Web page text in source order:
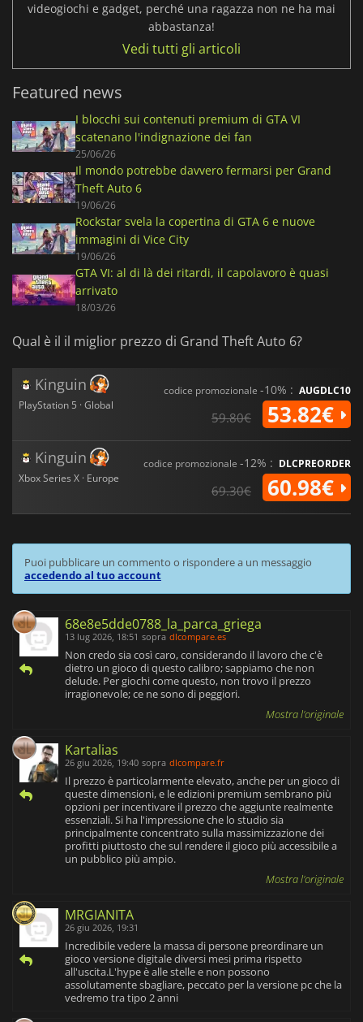
videogiochi e gadget, perché una ragazza non ne ha mai
abbastanza!
Vedi tutti gli articoli
Featured news
I blocchi sui contenuti premium di GTA VI
scatenano l'indignazione dei fan
25/06/26
Il mondo potrebbe davvero fermarsi per Grand
Theft Auto 6
19/06/26
Rockstar svela la copertina di GTA 6 e nuove
immagini di Vice City
19/06/26
GTA VI: al di là dei ritardi, il capolavoro è quasi
arrivato
18/03/26
Qual è il il miglior prezzo di Grand Theft Auto 6?
Kinguin
PlayStation 5 · Global
codice promozionale -10% : AUGDLC10
59.80€ 53.82€
Kinguin
Xbox Series X · Europe
codice promozionale -12% : DLCPREORDER
69.30€ 60.98€
Puoi pubblicare un commento o rispondere a un messaggio
accedendo al tuo account
68e8e5dde0788_la_parca_griega
13 lug 2026, 18:51 sopra dlcompare.es
Non credo sia così caro, considerando il lavoro che c'è
dietro un gioco di questo calibro; sappiamo che non
delude. Per giochi come questo, non trovo il prezzo
irragionevole; ce ne sono di peggiori.
Mostra l'originale
Kartalias
26 giu 2026, 19:40 sopra dlcompare.fr
Il prezzo è particolarmente elevato, anche per un gioco di
queste dimensioni, e le edizioni premium sembrano più
opzioni per incentivare il prezzo che aggiunte realmente
essenziali. Si ha l'impressione che lo studio sia
principalmente concentrato sulla massimizzazione dei
profitti piuttosto che sul rendere il gioco più accessibile a
un pubblico più ampio.
Mostra l'originale
MRGIANITA
26 giu 2026, 19:31
Incredibile vedere la massa di persone preordinare un
gioco versione digitale diversi mesi prima rispetto
all'uscita.L'hype è alle stelle e non possono
assolutamente sbagliare, peccato per la versione pc che la
vedremo tra tipo 2 anni